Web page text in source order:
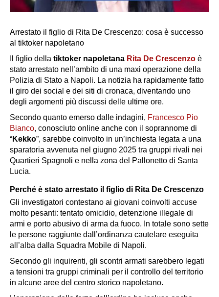
Arrestato il figlio di Rita De Crescenzo: cosa è successo
al tiktoker napoletano
Il figlio della tiktoker napoletana Rita De Crescenzo è
stato arrestato nell’ambito di una maxi operazione della
Polizia di Stato a Napoli. La notizia ha rapidamente fatto
il giro dei social e dei siti di cronaca, diventando uno
degli argomenti più discussi delle ultime ore.
Secondo quanto emerso dalle indagini, Francesco Pio
Bianco, conosciuto online anche con il soprannome di
“Kekko”, sarebbe coinvolto in un’inchiesta legata a una
sparatoria avvenuta nel giugno 2025 tra gruppi rivali nei
Quartieri Spagnoli e nella zona del Pallonetto di Santa
Lucia.
Perché è stato arrestato il figlio di Rita De Crescenzo
Gli investigatori contestano ai giovani coinvolti accuse
molto pesanti: tentato omicidio, detenzione illegale di
armi e porto abusivo di arma da fuoco. In totale sono sette
le persone raggiunte dall’ordinanza cautelare eseguita
all’alba dalla Squadra Mobile di Napoli.
Secondo gli inquirenti, gli scontri armati sarebbero legati
a tensioni tra gruppi criminali per il controllo del territorio
in alcune aree del centro storico napoletano.